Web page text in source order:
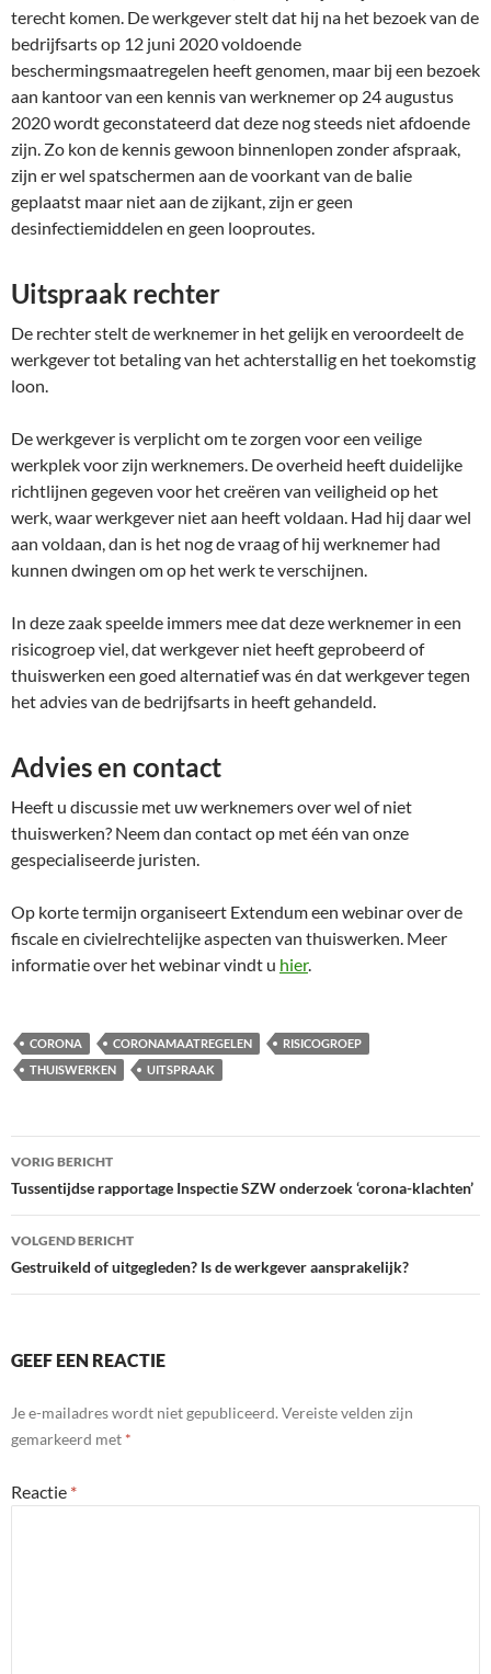
terecht komen. De werkgever stelt dat hij na het bezoek van de
bedrijfsarts op 12 juni 2020 voldoende
beschermingsmaatregelen heeft genomen, maar bij een bezoek
aan kantoor van een kennis van werknemer op 24 augustus
2020 wordt geconstateerd dat deze nog steeds niet afdoende
zijn. Zo kon de kennis gewoon binnenlopen zonder afspraak,
zijn er wel spatschermen aan de voorkant van de balie
geplaatst maar niet aan de zijkant, zijn er geen
desinfectiemiddelen en geen looproutes.
Uitspraak rechter
De rechter stelt de werknemer in het gelijk en veroordeelt de
werkgever tot betaling van het achterstallig en het toekomstig
loon.
De werkgever is verplicht om te zorgen voor een veilige
werkplek voor zijn werknemers. De overheid heeft duidelijke
richtlijnen gegeven voor het creëren van veiligheid op het
werk, waar werkgever niet aan heeft voldaan. Had hij daar wel
aan voldaan, dan is het nog de vraag of hij werknemer had
kunnen dwingen om op het werk te verschijnen.
In deze zaak speelde immers mee dat deze werknemer in een
risicogroep viel, dat werkgever niet heeft geprobeerd of
thuiswerken een goed alternatief was én dat werkgever tegen
het advies van de bedrijfsarts in heeft gehandeld.
Advies en contact
Heeft u discussie met uw werknemers over wel of niet
thuiswerken? Neem dan contact op met één van onze
gespecialiseerde juristen.
Op korte termijn organiseert Extendum een webinar over de
fiscale en civielrechtelijke aspecten van thuiswerken. Meer
informatie over het webinar vindt u hier.
CORONA CORONAMAATREGELEN
RISICOGROEP
THUISWERKEN
UITSPRAAK
Bericht
navigatie
VORIG BERICHT
Tussentijdse rapportage Inspectie SZW onderzoek ‘corona-klachten’
VOLGEND BERICHT
Gestruikeld of uitgegleden? Is de werkgever aansprakelijk?
GEEF EEN REACTIE
Je e-mailadres wordt niet gepubliceerd. Vereiste velden zijn
gemarkeerd met *
Reactie *